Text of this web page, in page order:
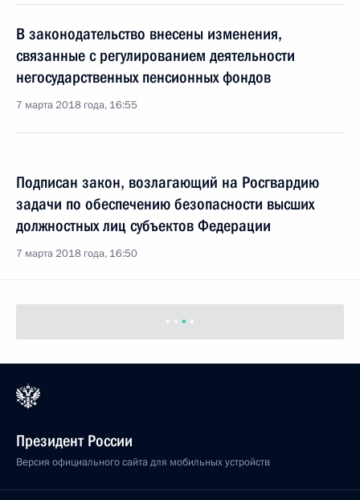
В законодательство внесены изменения,
связанные с регулированием деятельности
негосударственных пенсионных фондов
7 марта 2018 года, 16:55
Подписан закон, возлагающий на Росгвардию
задачи по обеспечению безопасности высших
должностных лиц субъектов Федерации
7 марта 2018 года, 16:50
Президент России
Версия официального сайта для мобильных устройств